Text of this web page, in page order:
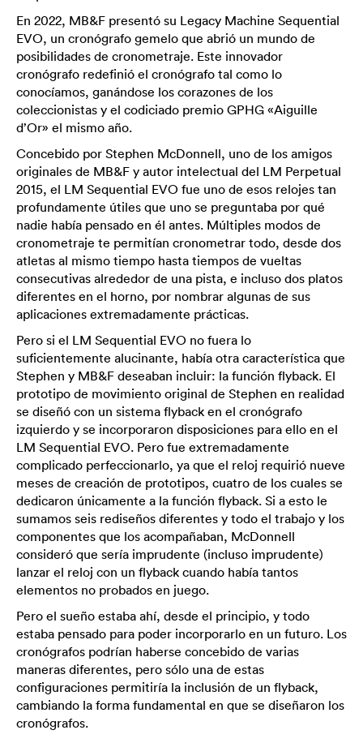
En 2022, MB&F presentó su Legacy Machine Sequential
EVO, un cronógrafo gemelo que abrió un mundo de
posibilidades de cronometraje. Este innovador
cronógrafo redefinió el cronógrafo tal como lo
conocíamos, ganándose los corazones de los
coleccionistas y el codiciado premio GPHG «Aiguille
d’Or» el mismo año.
Concebido por Stephen McDonnell, uno de los amigos
originales de MB&F y autor intelectual del LM Perpetual
2015, el LM Sequential EVO fue uno de esos relojes tan
profundamente útiles que uno se preguntaba por qué
nadie había pensado en él antes. Múltiples modos de
cronometraje te permitían cronometrar todo, desde dos
atletas al mismo tiempo hasta tiempos de vueltas
consecutivas alrededor de una pista, e incluso dos platos
diferentes en el horno, por nombrar algunas de sus
aplicaciones extremadamente prácticas.
Pero si el LM Sequential EVO no fuera lo
suficientemente alucinante, había otra característica que
Stephen y MB&F deseaban incluir: la función flyback. El
prototipo de movimiento original de Stephen en realidad
se diseñó con un sistema flyback en el cronógrafo
izquierdo y se incorporaron disposiciones para ello en el
LM Sequential EVO. Pero fue extremadamente
complicado perfeccionarlo, ya que el reloj requirió nueve
meses de creación de prototipos, cuatro de los cuales se
dedicaron únicamente a la función flyback. Si a esto le
sumamos seis rediseños diferentes y todo el trabajo y los
componentes que los acompañaban, McDonnell
consideró que sería imprudente (incluso imprudente)
lanzar el reloj con un flyback cuando había tantos
elementos no probados en juego.
Pero el sueño estaba ahí, desde el principio, y todo
estaba pensado para poder incorporarlo en un futuro. Los
cronógrafos podrían haberse concebido de varias
maneras diferentes, pero sólo una de estas
configuraciones permitiría la inclusión de un flyback,
cambiando la forma fundamental en que se diseñaron los
cronógrafos.